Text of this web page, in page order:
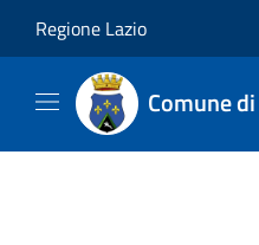
Regione Lazio
Comune